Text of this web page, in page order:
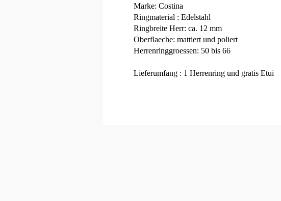
Marke: Costina
Ringmaterial : Edelstahl
Ringbreite Herr: ca. 12 mm
Oberflaeche: mattiert und poliert
Herrenringgroessen: 50 bis 66
Lieferumfang : 1 Herrenring und gratis Etui